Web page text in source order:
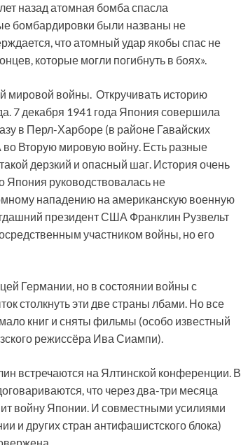
назад атомная бомба спасла
бомбардировки были названы не
что атомный удар якобы спас не
которые могли погибнуть в боях».
мировой войны. Откручивать историю
7 декабря 1941 года Япония совершила
в Перл-Харборе (в районе Гавайских
Вторую мировую войну. Есть разные
дерзкий и опасный шаг. История очень
Япония руководствовалась не
нападению на американскую военную
президент США Франклин Рузвельт
участником войны, но его
Германии, но в состоянии войны с
столкнуть эти две страны лбами. Но все
книг и сняты фильмы (особо известный
режиссёра Ива Сиампи).
встречаются на Ялтинской конференции. В
что через два-три месяца
войну Японии. И совместными усилиями
других стран антифашистского блока)